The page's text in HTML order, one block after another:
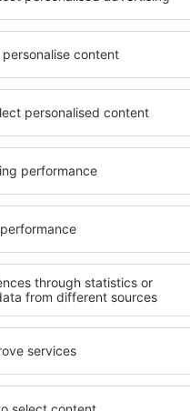
Hotels in Pula
Hotels in Novyye Bulgary
Hotels in Moulidars
Regionen
Alps Hotels in Jungfrau
Hotels in Davos-Klosters
Hotels in Colorado
Hotels in Italian Alps
Hotels auf den